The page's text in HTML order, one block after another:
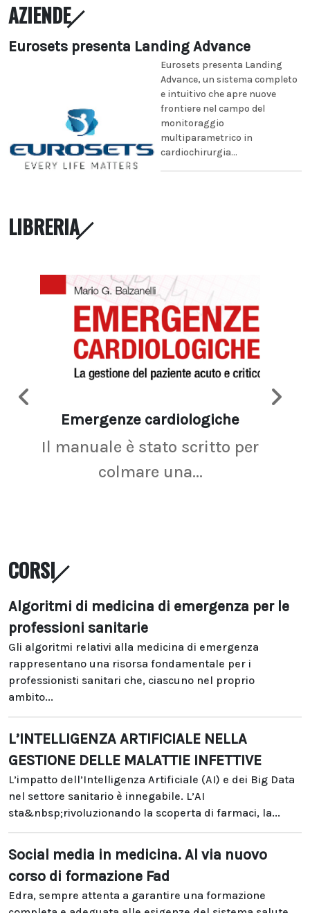
AZIENDE
Eurosets presenta Landing Advance
Eurosets presenta Landing
Advance, un sistema completo
e intuitivo che apre nuove
frontiere nel campo del
monitoraggio
multiparametrico in
cardiochirurgia...
LIBRERIA
Emergenze cardiologiche
Il manuale è stato scritto per
colmare una...
CORSI
Algoritmi di medicina di emergenza per le
professioni sanitarie
Gli algoritmi relativi alla medicina di emergenza
rappresentano una risorsa fondamentale per i
professionisti sanitari che, ciascuno nel proprio
ambito...
L’INTELLIGENZA ARTIFICIALE NELLA
GESTIONE DELLE MALATTIE INFETTIVE
L’impatto dell’Intelligenza Artificiale (AI) e dei Big Data
nel settore sanitario è innegabile. L’AI
sta&nbsp;rivoluzionando la scoperta di farmaci, la...
Social media in medicina. Al via nuovo
corso di formazione Fad
Edra, sempre attenta a garantire una formazione